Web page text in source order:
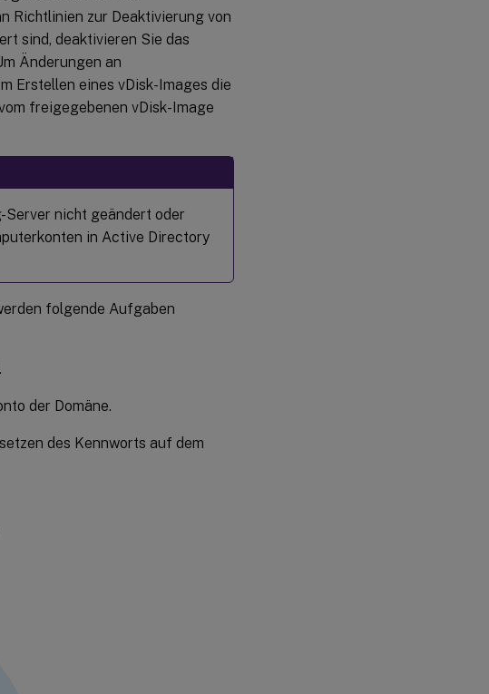
Richtlinien zur Deaktivierung von
sind, deaktivieren Sie das
Änderungen an
Erstellen eines vDisk-Images die
freigegebenen vDisk-Image
nicht geändert oder
in Active Directory
folgende Aufgaben
der Domäne.
des Kennworts auf dem